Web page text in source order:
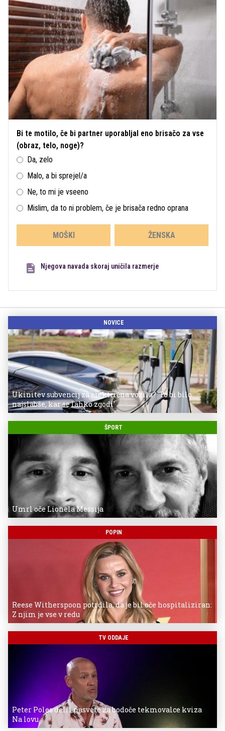
Bi te motilo, če bi partner uporabljal eno brisačo za vse
(obraz, telo, noge)?
Da, zelo
Malo, a bi sprejel/a
Ne, to mi je vseeno
Mislim, da to ni problem, če je brisača redno oprana
MOŠKI ŽENSKA
Njegova navada skoraj uničila razmerje
NOVICE
Ukinitev subvencij za električna vozila? 'To bi bilo
najslabše, kar se lahko zgodi'
ŠPORT
Umrl oče Lionela Messija
POPIN
Reese Witherspoon potrdila, da je bil oče hospitaliziran:
Z njim je vse v redu
TV ODDAJE
Peter Poles delil nasvete za bodoče tekmovalce kviza
Na lovu